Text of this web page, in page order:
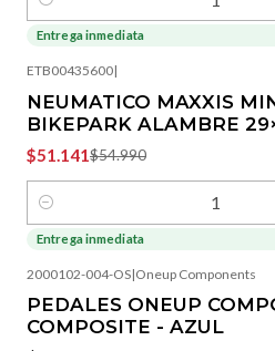
Cantidad
Entrega inmediata
ETB00435600|
NEUMATICO MAXXIS
BIKEPARK ALAMBRE
$51.141$54.990
Cantidad
Entrega inmediata
2000102-004-OS|Oneup Components
PEDALES ONEUP
COMPOSITE - AZUL